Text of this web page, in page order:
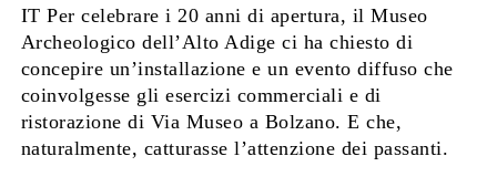
IT Per celebrare i 20 anni di apertura, il Museo
Archeologico dell’Alto Adige ci ha chiesto di
concepire un’installazione e un evento diffuso che
coinvolgesse gli esercizi commerciali e di
ristorazione di Via Museo a Bolzano. E che,
naturalmente, catturasse l’attenzione dei passanti.